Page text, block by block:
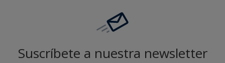
Suscríbete a nuestra newsletter